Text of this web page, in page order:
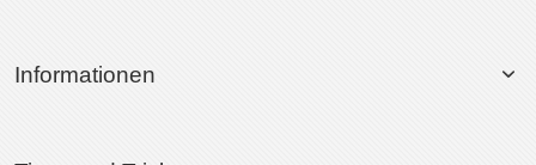
Informationen